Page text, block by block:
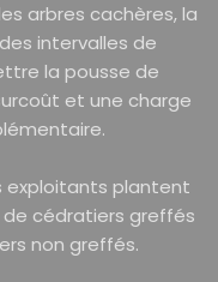
arbres cachères, la
intervalles de
la pousse de
et une charge
exploitants plantent
cédratiers greffés
non greffés.